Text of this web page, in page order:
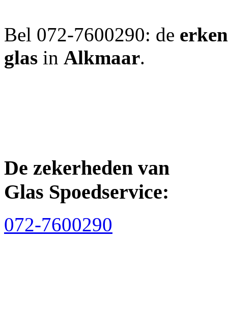
Bel 072-7600290: de
glas in Alkmaar.
De zekerheden van
Glas Spoedservice:
072-7600290